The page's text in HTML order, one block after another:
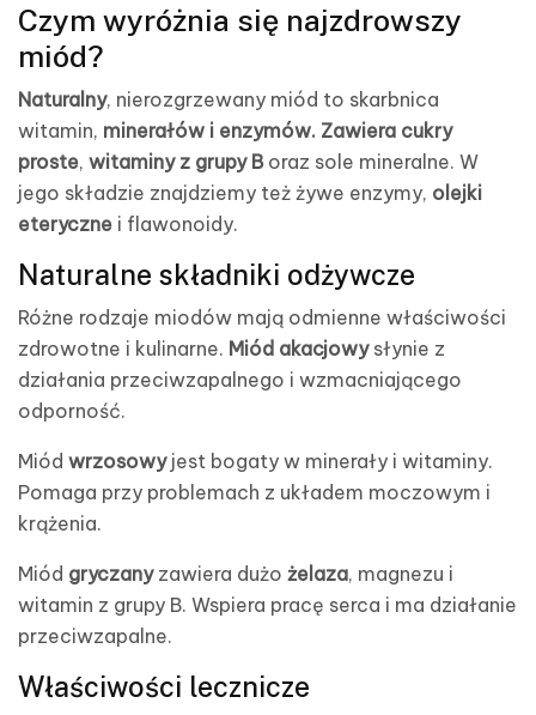
Czym wyróżnia się najzdrowszy
miód?
Naturalny, nierozgrzewany miód to skarbnica
witamin, minerałów i enzymów. Zawiera cukry
proste, witaminy z grupy Boraz sole mineralne. W
jego składzie znajdziemy też żywe enzymy, olejki
eteryczne i flawonoidy.
Naturalne składniki odżywcze
Różne rodzaje miodów mają odmienne właściwości
zdrowotne i kulinarne. Miód akacjowysłynie z
działania przeciwzapalnego i wzmacniającego
odporność.
Miód wrzosowyjest bogaty w minerały i witaminy.
Pomaga przy problemach z układem moczowym i
krążenia.
Miód gryczanyzawiera dużo żelaza, magnezu i
witamin z grupy B. Wspiera pracę serca i ma działanie
przeciwzapalne.
Właściwości lecznicze